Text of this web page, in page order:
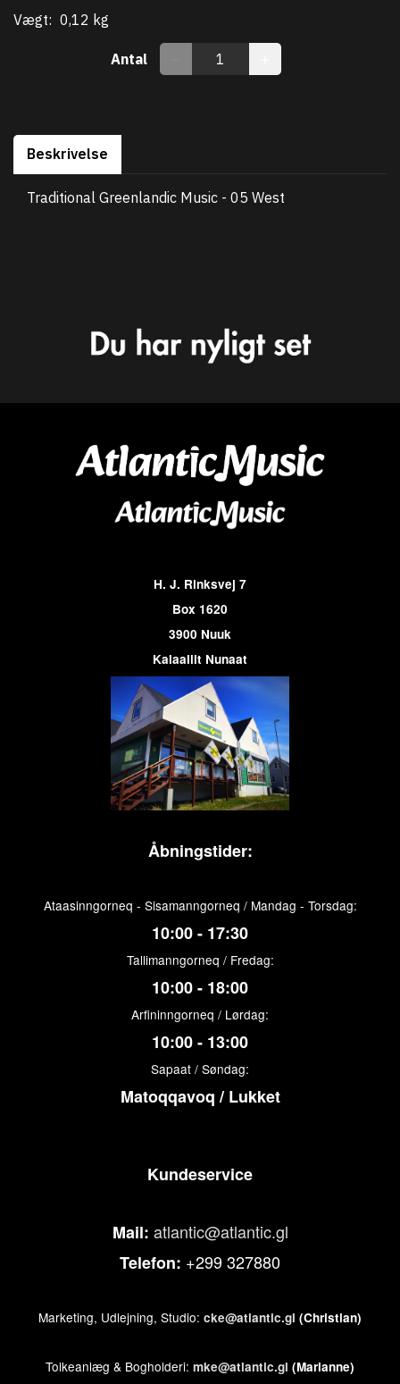
Vægt: 0,12 kg
Antal
Beskrivelse
Traditional Greenlandic Music - 05 West
H. J. Rinksvej 7
Box 1620
3900 Nuuk
Kalaallit Nunaat
Åbningstider:
Ataasinngorneq - Sisamanngorneq / Mandag - Torsdag:
10:00 - 17:30
Tallimanngorneq / Fredag:
10:00 - 18:00
Arfininngorneq / Lørdag:
10:00 - 13:00
Sapaat / Søndag:
Matoqqavoq / Lukket
Kundeservice
Mail: atlantic@atlantic.gl
Telefon: +299 327880
Marketing, Udlejning, Studio: cke@atlantic.gl (Christian)
Tolkeanlæg & Bogholderi: mke@atlantic.gl (Marianne)